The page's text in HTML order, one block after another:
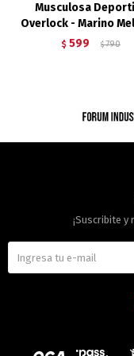
Musculosa
Overlock - Marino
$ 599 $ 790
¡Suscribite y